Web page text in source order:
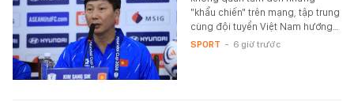
"khẩu chiến" trên mạng, tập trung
cùng đội tuyển Việt Nam hướng…
SPORT - 6 giờ trước